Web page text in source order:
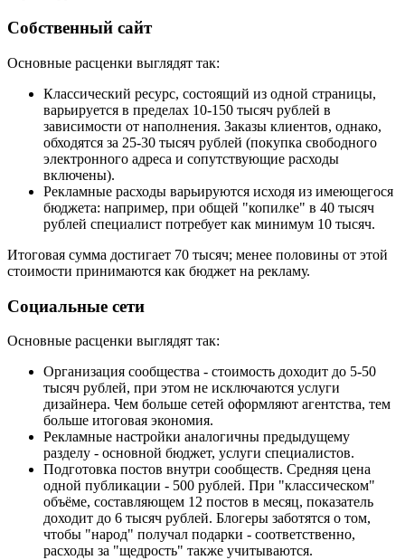
Собственный сайт
Основные расценки выглядят так:
Классический ресурс, состоящий из одной страницы,
варьируется в пределах 10-150 тысяч рублей в
зависимости от наполнения. Заказы клиентов, однако,
обходятся за 25-30 тысяч рублей (покупка свободного
электронного адреса и сопутствующие расходы
включены).
Рекламные расходы варьируются исходя из имеющегося
бюджета: например, при общей "копилке" в 40 тысяч
рублей специалист потребует как минимум 10 тысяч.
Итоговая сумма достигает 70 тысяч; менее половины от этой
стоимости принимаются как бюджет на рекламу.
Социальные сети
Основные расценки выглядят так:
Организация сообщества - стоимость доходит до 5-50
тысяч рублей, при этом не исключаются услуги
дизайнера. Чем больше сетей оформляют агентства, тем
больше итоговая экономия.
Рекламные настройки аналогичны предыдущему
разделу - основной бюджет, услуги специалистов.
Подготовка постов внутри сообществ. Средняя цена
одной публикации - 500 рублей. При "классическом"
объёме, составляющем 12 постов в месяц, показатель
доходит до 6 тысяч рублей. Блогеры заботятся о том,
чтобы "народ" получал подарки - соответственно,
расходы за "щедрость" также учитываются.